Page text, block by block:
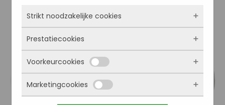
Strikt noodzakelijke cookies
Deze cookies zorgen ervoor dat de website
überhaupt werkt. Ze zijn dus altijd actief en
kunnen niet worden uitgezet. Meestal worden
ze alleen geplaatst als jij iets doet, zoals
inloggen, een formulier invullen of je
privacyvoorkeuren opslaan. Je kunt je browser
zo instellen dat hij deze cookies blokkeert of je
Prestatiecookies
Met deze cookies zien we hoe vaak onze site
bezocht wordt, waar bezoekers vandaan
komen en welke pagina’s populair zijn. Zo
kunnen we de website blijven verbeteren.
Voorkeurcookies
Deze cookies onthouden jouw voorkeuren.
Bijvoorbeeld taalkeuze of ingevulde gegevens.
Marketingcookies